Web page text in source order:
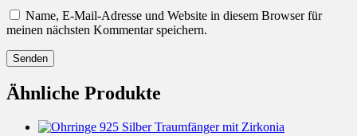
Name, E-Mail-Adresse und Website in diesem Browser für
meinen nächsten Kommentar speichern.
Ähnliche Produkte